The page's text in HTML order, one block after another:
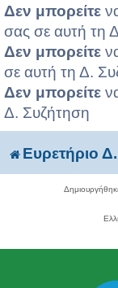
Δεν μπορείτε
σας σε αυτή τη
Δεν μπορείτε
σε αυτή τη Δ.
Δεν μπορείτε
Δ. Συζήτηση
Ευρετήριο